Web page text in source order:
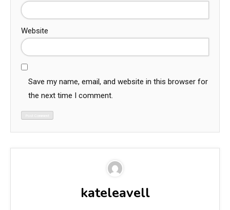
Website
Save my name, email, and website in this browser for
the next time I comment.
kateleavell